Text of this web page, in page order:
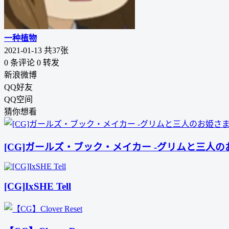
一种植物
2021-01-13 共37张
0 条评论 0 转发
新浪微博
QQ好友
QQ空间
猜你想看
[CG]ガールズ・ブック・メイカー -グリムと三人の
[CG]IxSHE Tell